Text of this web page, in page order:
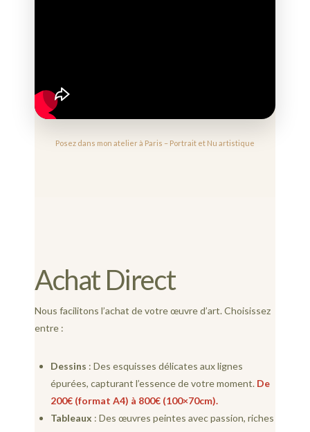
Posez dans mon atelier à Paris – Portrait et Nu artistique
Achat Direct
Nous facilitons l’achat de votre œuvre d’art. Choisissez
entre :
Dessins : Des esquisses délicates aux lignes
épurées, capturant l’essence de votre moment. De
200€ (format A4) à 800€ (100×70cm).
Tableaux : Des œuvres peintes avec passion, riches